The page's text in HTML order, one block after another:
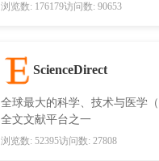
浏览数: 176179访问数: 90653
ScienceDirect
全球最大的科学、技术与医学（
全文文献平台之一
浏览数: 52395访问数: 27808